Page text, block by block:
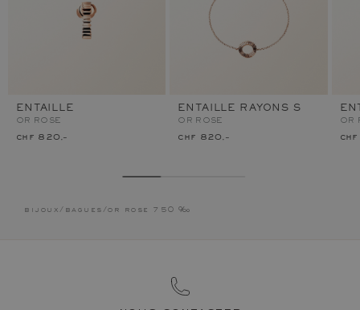
ENTAILLE
OR ROSE
chf 820.–
ENTAILLE RAYONS S
OR ROSE
chf 820.–
OR
chf
bijoux / bagues / or rose 750 ‰